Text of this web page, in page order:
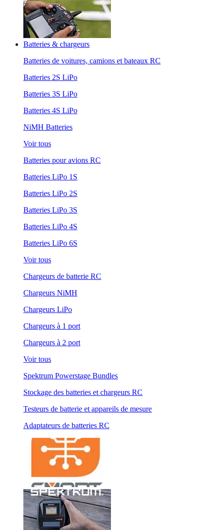
Batteries & chargeurs
Batteries de voitures, camions et bateaux RC
Batteries 2S LiPo
Batteries 3S LiPo
Batteries 4S LiPo
NiMH Batteries
Voir tous
Batteries pour avions RC
Batteries LiPo 1S
Batteries LiPo 2S
Batteries LiPo 3S
Batteries LiPo 4S
Batteries LiPo 6S
Voir tous
Chargeurs de batterie RC
Chargeurs NiMH
Chargeurs LiPo
Chargeurs à 1 port
Chargeurs à 2 port
Voir tous
Spektrum Powerstage Bundles
Stockage des batteries et chargeurs RC
Testeurs de batterie et appareils de mesure
Adaptateurs de batteries RC